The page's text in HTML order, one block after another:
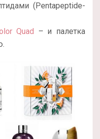
(Pentapeptide-
Quad – и палетка